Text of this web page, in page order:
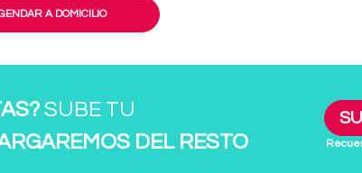
A DOMICILIO
SUBE TU
DEL RESTO